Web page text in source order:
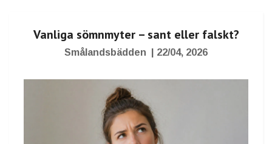
Vanliga sömnmyter – sant eller falskt?
Smålandsbädden 22/04, 2026